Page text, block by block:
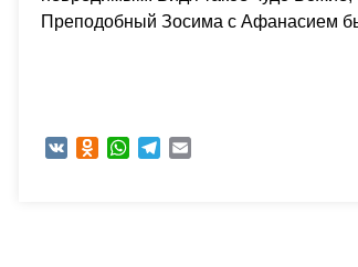
Преподобный Зосима с Афанасием
VK Odnoklassniki
WhatsAppTelegram